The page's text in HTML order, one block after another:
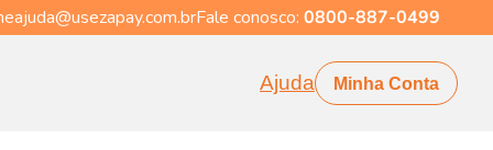
Fale conosco: 0800-887-0499
Ajuda Minha Conta